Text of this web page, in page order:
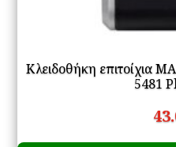
Κλειδοθήκη επιτοίχια
5481